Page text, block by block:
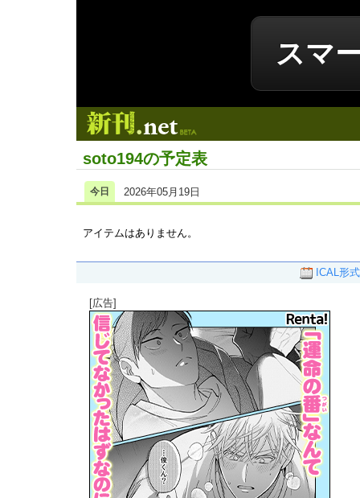
スマ
soto194の予定表
今日 2026年05月19日
アイテムはありません。
ICAL形式
[広告]